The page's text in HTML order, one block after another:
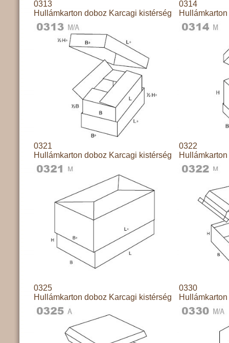
0313
Hullámkarton doboz Karcagi kistérség
0314
0321
Hullámkarton doboz Karcagi kistérség
0322
0325
Hullámkarton doboz Karcagi kistérség
0330